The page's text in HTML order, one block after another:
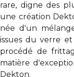
rare, digne des
une création
née d'un
issues du verre
procédé de
matière
Dekton.